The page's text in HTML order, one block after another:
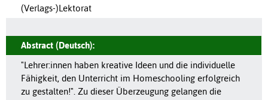
(Verlags-)Lektorat
Abstract (Deutsch):
"Lehrer:innen haben kreative Ideen und die individuelle
Fähigkeit, den Unterricht im Homeschooling erfolgreich
zu gestalten!". Zu dieser Überzeugung gelangen die